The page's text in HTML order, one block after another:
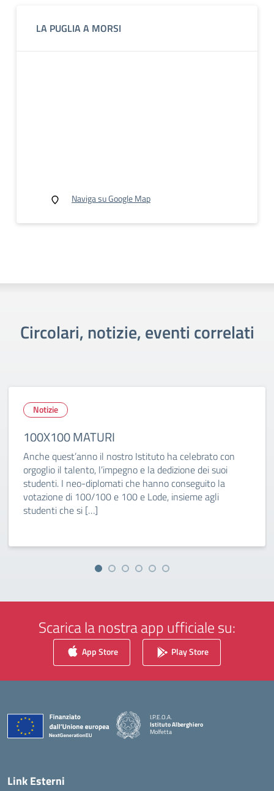
LA PUGLIA A MORSI
Naviga su Google Map
Circolari, notizie, eventi correlati
Notizie
100X100 MATURI
Anche quest’anno il nostro Istituto ha celebrato con
orgoglio il talento, l’impegno e la dedizione dei suoi
studenti. I neo-diplomati che hanno conseguito la
votazione di 100/100 e 100 e Lode, insieme agli
studenti che si […]
Scarica la nostra app ufficiale su:
App Store Play Store
I.P.E.O.A.
Istituto Alberghiero
Molfetta
Link Esterni